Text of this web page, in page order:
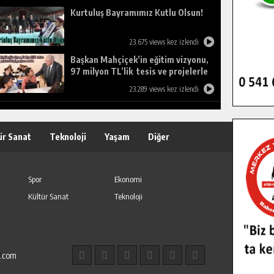
Kurtuluş Bayramımız Kutlu Olsun!
23.675 views kez izlendi
Başkan Mahçiçek’in eğitim vizyonu,
97 milyon TL’lik tesis ve projelerle
23.289 views kez izlendi
Sanat Teknoloji Yaşam Diğer
Spor
Ekonomi
Kültür Sanat
Teknoloji